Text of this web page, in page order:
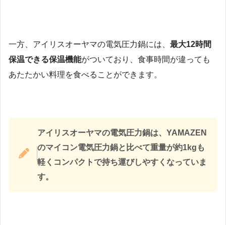
一方、アイリスオーヤマの電気圧力鍋には、 最大12時間
保温できる保温機能がついており、食事時間が違っても
あたたかい料理を食べることができます。
アイリスオーヤマの電気圧力鍋は、YAMAZEN
のマイコン電気圧力鍋と比べて重量が約1kgも
軽くコンパクトで持ち運びしやすくなっていま
す。